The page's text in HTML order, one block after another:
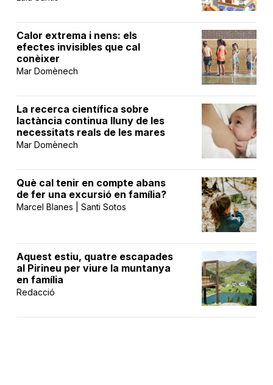
Calor extrema i nens: els
efectes invisibles que cal
conèixer
Mar Domènech
La recerca científica sobre
lactància continua lluny de les
necessitats reals de les mares
Mar Domènech
Què cal tenir en compte abans
de fer una excursió en família?
Marcel Blanes | Santi Sotos
Aquest estiu, quatre escapades
al Pirineu per viure la muntanya
en família
Redacció